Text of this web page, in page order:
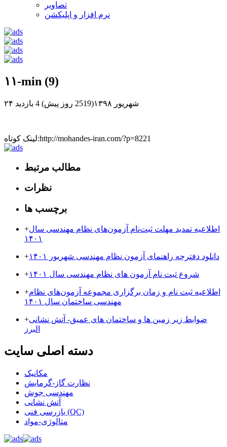
تصاویر
نرم افزار و اپلیکشن
۱۱-min (9)
۲۴ شهریور ۱۳۹۸(2519 روز پیش) 4 بازدید
لینک کوتاه:http://mohandes-iran.com/?p=8221
مطالب مرتبط
نظرات
برچسب ها
+اطلاعیه تمدید مهلت ثبت‌نام آزمون‌های نظام مهندسی سال
۱۴۰۱
+ دانلود دفترچه راهنمای آزمون نظام مهندسی شهریور ۱۴۰۱
+ شروع ثبت نام آزمون های نظام مهندسی سال ۱۴۰۱
+اطلاعیه ثبت نام و زمان برگزاری مجموعه آزمون‌های نظام
مهندسی ساختمان سال ۱۴۰۱
+ضوابط زیر زمین ها و ساختمان های عمیق- آتش نشانی
البرز
دسته اصلی سایت
مکانیک
نظارت گاز-گرمایش
مهندسی جوش
آتش نشانی
بازرسی فنی (QC)
متالوژی-مواد